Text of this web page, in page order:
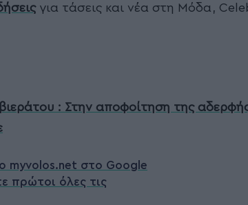
για τάσεις και νέα στη Μόδα,
: Στην αποφοίτηση της
myvolos.net στο Google
πρώτοι όλες τις